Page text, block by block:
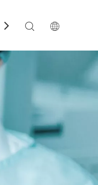
Preguntas más